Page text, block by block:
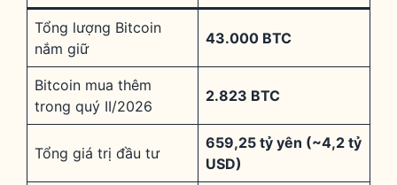
Tổng lượng Bitcoin
nắm giữ
43.000 BTC
Bitcoin mua thêm
trong quý II/2026
2.823 BTC
Tổng giá trị đầu tư
659,25 tỷ yên (~4,2 tỷ
USD)